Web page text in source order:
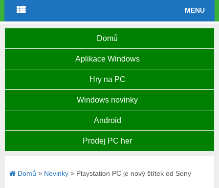
MENU
Domů
Aplikace Windows
Hry na PC
Windows novinky
Android
Prodej PC her
Domů > Novinky> Playstation PC je nový štítek od Sony